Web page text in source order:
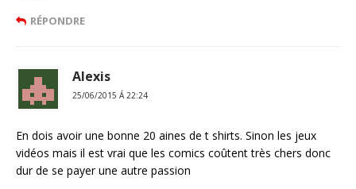
RÉPONDRE
Alexis
25/06/2015 Á 22:24
En dois avoir une bonne 20 aines de t shirts. Sinon les jeux
vidéos mais il est vrai que les comics coûtent très chers donc
dur de se payer une autre passion